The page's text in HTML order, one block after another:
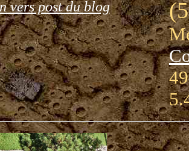
vers post du blog